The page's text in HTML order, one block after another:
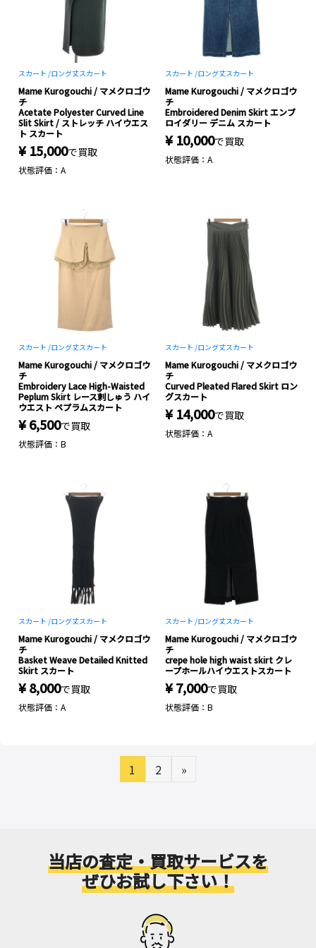
スカート /ロング丈スカート
Mame Kurogouchi / マメクロゴウ
チ
Acetate Polyester Curved Line
Slit Skirt / ストレッチ ハイウエス
ト スカート
¥ 15,000で買取
状態評価：A
スカート /ロング丈スカート
Mame Kurogouchi / マメクロゴウ
チ
Embroidered Denim Skirt エンブ
ロイダリー デニム スカート
¥ 10,000で買取
状態評価：A
スカート /ロング丈スカート
Mame Kurogouchi / マメクロゴウ
チ
Embroidery Lace High-Waisted
Peplum Skirt レース刺しゅう ハイ
ウエスト ペプラムスカート
¥ 6,500で買取
状態評価：B
スカート /ロング丈スカート
Mame Kurogouchi / マメクロゴウ
チ
Curved Pleated Flared Skirt ロン
グスカート
¥ 14,000で買取
状態評価：A
スカート /ロング丈スカート
Mame Kurogouchi / マメクロゴウ
チ
Basket Weave Detailed Knitted
Skirt スカート
¥ 8,000で買取
状態評価：A
スカート /ロング丈スカート
Mame Kurogouchi / マメクロゴウ
チ
crepe hole high waist skirt クレ
ープホールハイウエストスカート
¥ 7,000で買取
状態評価：B
1 2 »
当店の査定・買取サービスを
ぜひお試し下さい！